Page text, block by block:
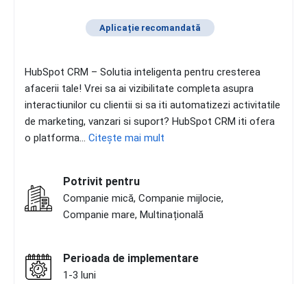
Aplicație recomandată
HubSpot CRM – Solutia inteligenta pentru cresterea
afacerii tale! Vrei sa ai vizibilitate completa asupra
interactiunilor cu clientii si sa iti automatizezi activitatile
de marketing, vanzari si suport? HubSpot CRM iti ofera
o platforma... Citește mai mult
Potrivit pentru
Companie mică, Companie mijlocie,
Companie mare, Multinațională
Perioada de implementare
1-3 luni